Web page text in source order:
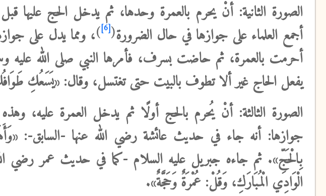
الصورة الثانية: أنْ يحرم بالعمرة وحدها، ثم يدخل الحج عليها
أجمع العلماء على جوازها في حال الضرورة(
[6]
)،ومما يدل على
أحرمت بالعمرة، ثم حاضت بسرف، فأمرها النبي صلى الله عليه
يفعل الحاج غير ألا تطوف بالبيت حتى تغتسل، وقال: «‌يَسَعُكِ
الصورة الثالثة: أنْ يُحرم بالحج أولًا ثم يدخل العمرة عليه،
جوازها: أنه جاء في حديث عائشة رضي الله عنها -السابق-:
بِالْحَجِّ». ثم جاءه جبريل عليه السلام -كما في حديث عمر رضي
الْوَادِي الْمُبَارَكِ، وَقُلْ: عُمْرَةٌ وَحَجَّةٌ».